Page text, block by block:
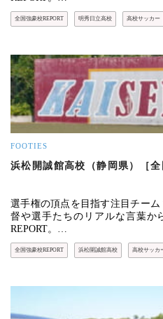
全国強豪校REPORT 明秀日立高校 高校サッカー
FOOTIES
浜松開誠館高校（静岡県）［
選手権の頂点を目指す注目チー
督や選手たちのリアルな言葉か
REPORT。…
全国強豪校REPORT 浜松開誠館高校 高校サッカ